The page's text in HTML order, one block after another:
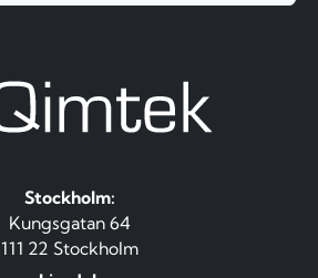
Stockholm:
Kungsgatan 64
111 22 Stockholm